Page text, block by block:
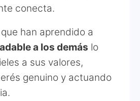
conecta.
han aprendido a
a los demás lo
a sus valores,
genuino y actuando